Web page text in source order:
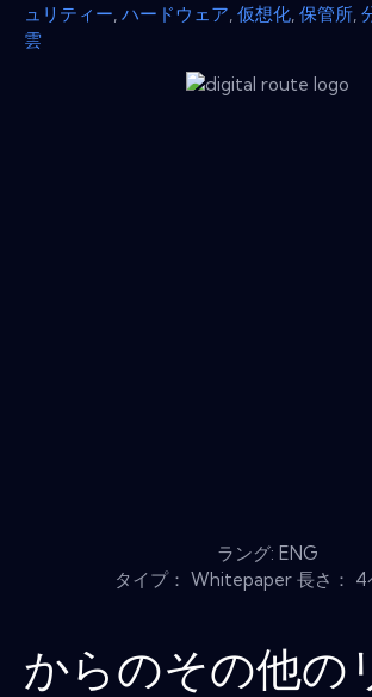
ュリティー ハードウェア 仮想化 保管所
雲
ラング: ENG
タイプ： Whitepaper 長さ： 4
からのその他の